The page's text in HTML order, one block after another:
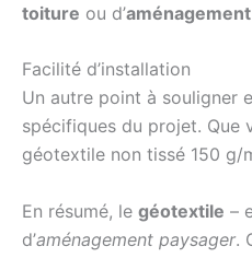
toiture ou d’
Facilité d’installation
Un autre point à souligner
spécifiques du projet. Que
géotextile non tissé 150 g/
En résumé, le géotextile –
d’aménagement paysager.